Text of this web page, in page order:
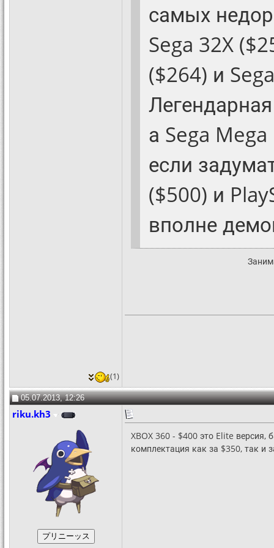
самых
Sega 32X
($264) и
а Sega
если
($500) и
вполне
(1)
05.07.2013, 12:26
riku.kh3
XBOX 360 - $400 это Elite
комплектация как за $350, так и